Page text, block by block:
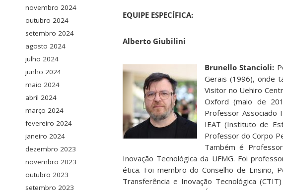
novembro 2024
outubro 2024
setembro 2024
agosto 2024
julho 2024
junho 2024
maio 2024
abril 2024
março 2024
fevereiro 2024
janeiro 2024
dezembro 2023
novembro 2023
outubro 2023
setembro 2023
EQUIPE ESPECÍFICA:
Alberto Giubilini
Brunello Stancioli:
Gerais (1996), onde
Visitor no Uehiro
Oxford (maio de
Professor Associado
IEAT (Instituto de
Professor do Corpo
Também é
Inovação Tecnológica da UFMG. Foi
ética. Foi membro do Conselho de Ensino,
Transferência e Inovação Tecnológica